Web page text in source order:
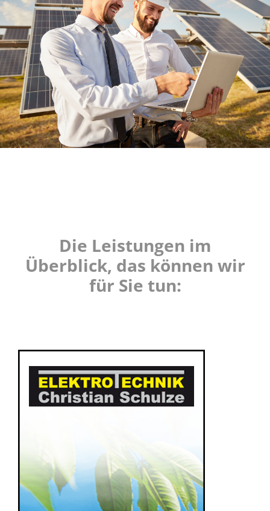
Die Leistungen im
Überblick, das können wir
für Sie tun: